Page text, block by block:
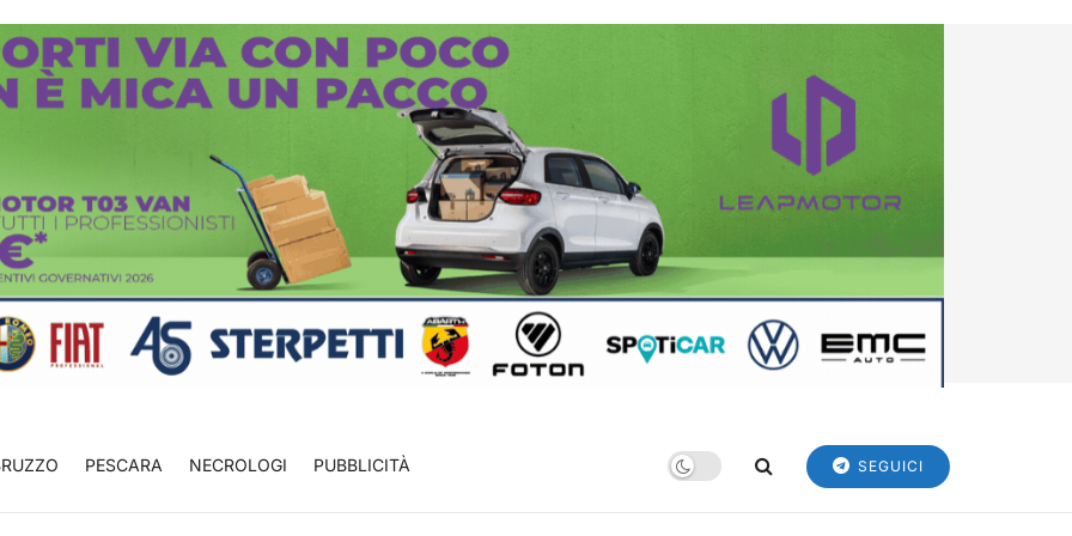
PESCARA NECROLOGI PUBBLICITÀ SEGUICI